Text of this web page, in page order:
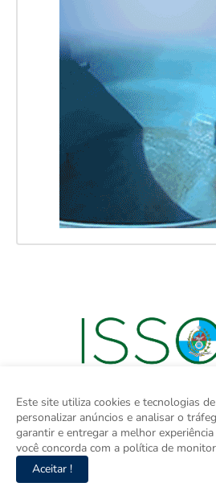
Este site utiliza cookies e tecnologias
personalizar anúncios e analisar o
garantir e entregar a melhor
você concorda com a política de
Aceitar !